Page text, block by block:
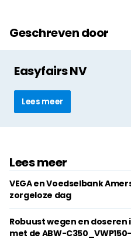
Geschreven door
Easyfairs NV
Lees meer
Lees meer
VEGA en Voedselbank
zorgeloze dag
Robuust wegen en
met de ABW-